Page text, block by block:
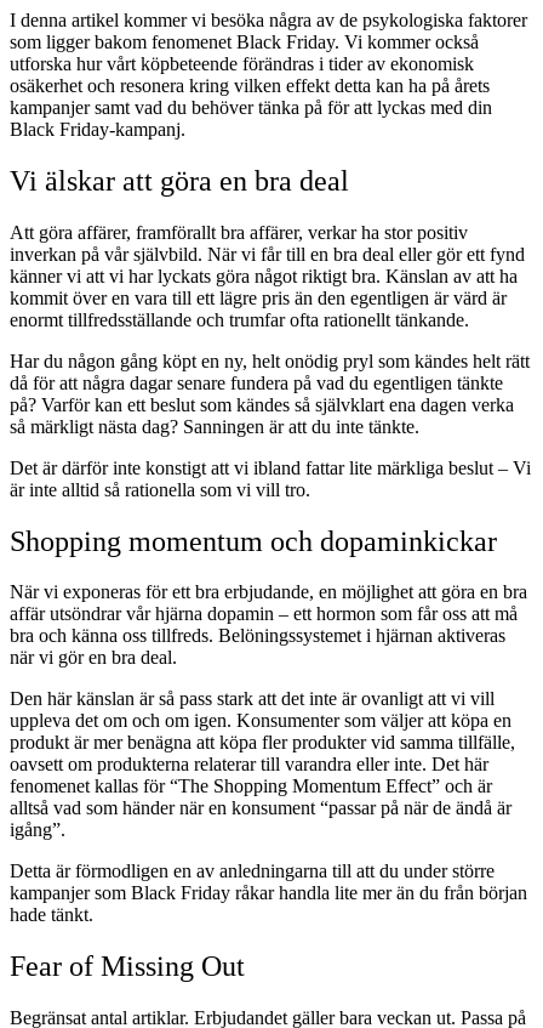
I denna artikel kommer vi besöka några av de psykologiska faktorer
som ligger bakom fenomenet Black Friday. Vi kommer också
utforska hur vårt köpbeteende förändras i tider av ekonomisk
osäkerhet och resonera kring vilken effekt detta kan ha på årets
kampanjer samt vad du behöver tänka på för att lyckas med din
Black Friday-kampanj.
Vi älskar att göra en bra deal
Att göra affärer, framförallt bra affärer, verkar ha stor positiv
inverkan på vår självbild. När vi får till en bra deal eller gör ett fynd
känner vi att vi har lyckats göra något riktigt bra. Känslan av att ha
kommit över en vara till ett lägre pris än den egentligen är värd är
enormt tillfredsställande och trumfar ofta rationellt tänkande.
Har du någon gång köpt en ny, helt onödig pryl som kändes helt rätt
då för att några dagar senare fundera på vad du egentligen tänkte
på? Varför kan ett beslut som kändes så självklart ena dagen verka
så märkligt nästa dag? Sanningen är att du inte tänkte.
Det är därför inte konstigt att vi ibland fattar lite märkliga beslut – Vi
är inte alltid så rationella som vi vill tro.
Shopping momentum och dopaminkickar
När vi exponeras för ett bra erbjudande, en möjlighet att göra en bra
affär utsöndrar vår hjärna dopamin – ett hormon som får oss att må
bra och känna oss tillfreds. Belöningssystemet i hjärnan aktiveras
när vi gör en bra deal.
Den här känslan är så pass stark att det inte är ovanligt att vi vill
uppleva det om och om igen. Konsumenter som väljer att köpa en
produkt är mer benägna att köpa fler produkter vid samma tillfälle,
oavsett om produkterna relaterar till varandra eller inte. Det här
fenomenet kallas för “The Shopping Momentum Effect” och är
alltså vad som händer när en konsument “passar på när de ändå är
igång”.
Detta är förmodligen en av anledningarna till att du under större
kampanjer som Black Friday råkar handla lite mer än du från början
hade tänkt.
Fear of Missing Out
Begränsat antal artiklar. Erbjudandet gäller bara veckan ut. Passa på